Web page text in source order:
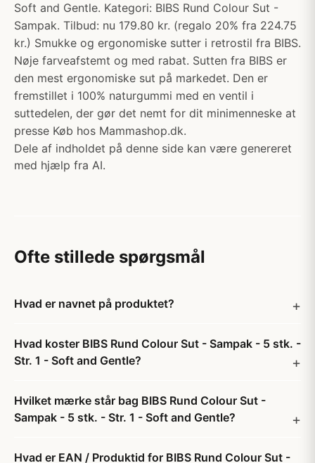
Soft and Gentle. Kategori: BIBS Rund Colour Sut -
Sampak. Tilbud: nu 179.80 kr. (regalo 20% fra 224.75
kr.) Smukke og ergonomiske sutter i retrostil fra BIBS.
Nøje farveafstemt og med rabat. Sutten fra BIBS er
den mest ergonomiske sut på markedet. Den er
fremstillet i 100% naturgummi med en ventil i
suttedelen, der gør det nemt for dit minimenneske at
presse Køb hos Mammashop.dk.
Dele af indholdet på denne side kan være genereret
med hjælp fra AI.
Ofte stillede spørgsmål
Hvad er navnet på produktet?
Hvad koster BIBS Rund Colour Sut - Sampak - 5 stk. -
Str. 1 - Soft and Gentle?
Hvilket mærke står bag BIBS Rund Colour Sut -
Sampak - 5 stk. - Str. 1 - Soft and Gentle?
Hvad er EAN / Produktid for BIBS Rund Colour Sut -